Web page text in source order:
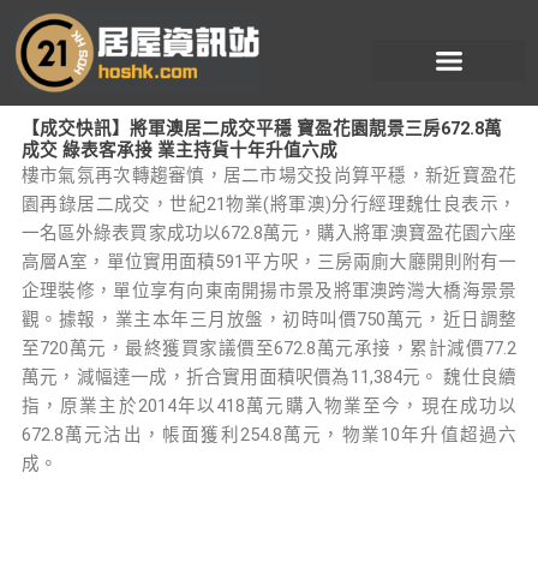
至
【成交快訊】將軍澳居二成交平穩 寶盈花園靚景三房672.8萬
成交 綠表客承接 業主持貨十年升值六成
樓市氣氛再次轉趨審慎，居二市場交投尚算平穩，新近寶盈花
園再錄居二成交，世紀21物業(將軍澳)分行經理魏仕良表示，
一名區外綠表買家成功以672.8萬元，購入將軍澳寶盈花園六座
高層A室，單位實用面積591平方呎，三房兩廁大廳開則附有一
企理裝修，單位享有向東南開揚市景及將軍澳跨灣大橋海景景
觀。據報，業主本年三月放盤，初時叫價750萬元，近日調整
至720萬元，最終獲買家議價至672.8萬元承接，累計減價77.2
萬元，減幅達一成，折合實用面積呎價為11,384元。 魏仕良續
指，原業主於2014年以418萬元購入物業至今，現在成功以
672.8萬元沽出，帳面獲利254.8萬元，物業10年升值超過六
成。